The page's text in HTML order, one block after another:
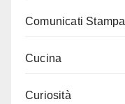
Comunicati Stampa
Cucina
Curiosità